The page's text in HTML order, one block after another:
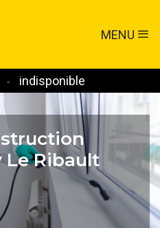
MENU
- indisponible
Le Ribault